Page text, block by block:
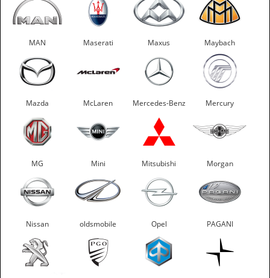
MAN Maserati Maxus Maybach
Mazda McLaren Mercedes-Benz Mercury
MG Mini Mitsubishi Morgan
Nissan oldsmobile Opel PAGANI